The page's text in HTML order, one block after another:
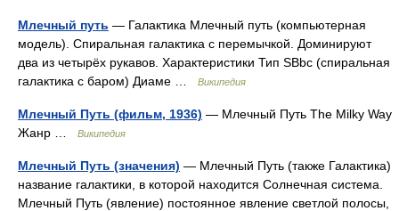
Млечный путь — Галактика Млечный путь (компьютерная
модель). Спиральная галактика с перемычкой. Доминируют
два из четырёх рукавов. Характеристики Тип SBbc (спиральная
галактика с баром) Диаме …
Википедия
Млечный Путь (фильм, 1936) — Млечный Путь The Milky Way
Жанр …
Википедия
Млечный Путь (значения) — Млечный Путь (также Галактика)
название галактики, в которой находится Солнечная система.
Млечный Путь (явление) постоянное явление светлой полосы,